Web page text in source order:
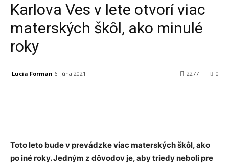
Karlova Ves v lete otvorí viac
materských škôl, ako minulé
roky
Lucia Forman 6. júna 2021 0
2277
Toto leto bude v prevádzke viac materských škôl, ako
po iné roky. Jedným z dôvodov je, aby triedy neboli pre